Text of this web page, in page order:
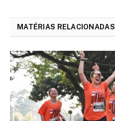
MATÉRIAS RELACIONADAS